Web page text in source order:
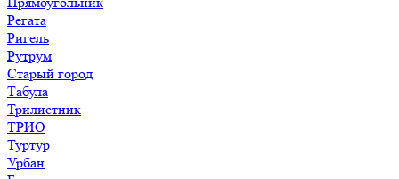
Регата
Ригель
Рутрум
Старый город
Табула
Трилистник
ТРИО
Туртур
Урбан